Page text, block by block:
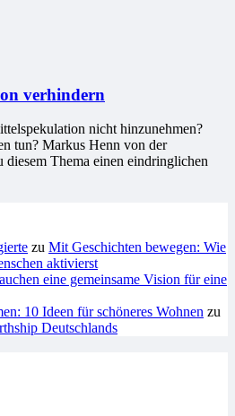
verhindern
nicht hinzunehmen?
tun? Markus Henn von der
Thema einen eindringlichen
zu Mit Geschichten bewegen: Wie
aktivierst
eine gemeinsame Vision für eine
10 Ideen für schöneres Wohnen zu
Deutschlands